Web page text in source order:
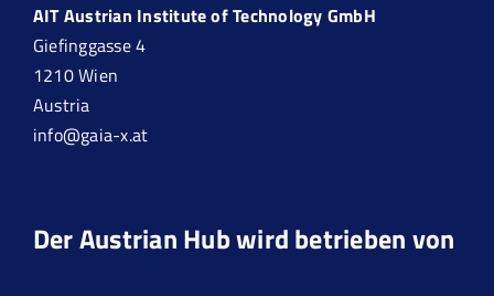
AIT Austrian Institute of Technology GmbH
Giefinggasse 4
1210 Wien
Austria
info@gaia-x.at
Der Austrian Hub wird betrieben von